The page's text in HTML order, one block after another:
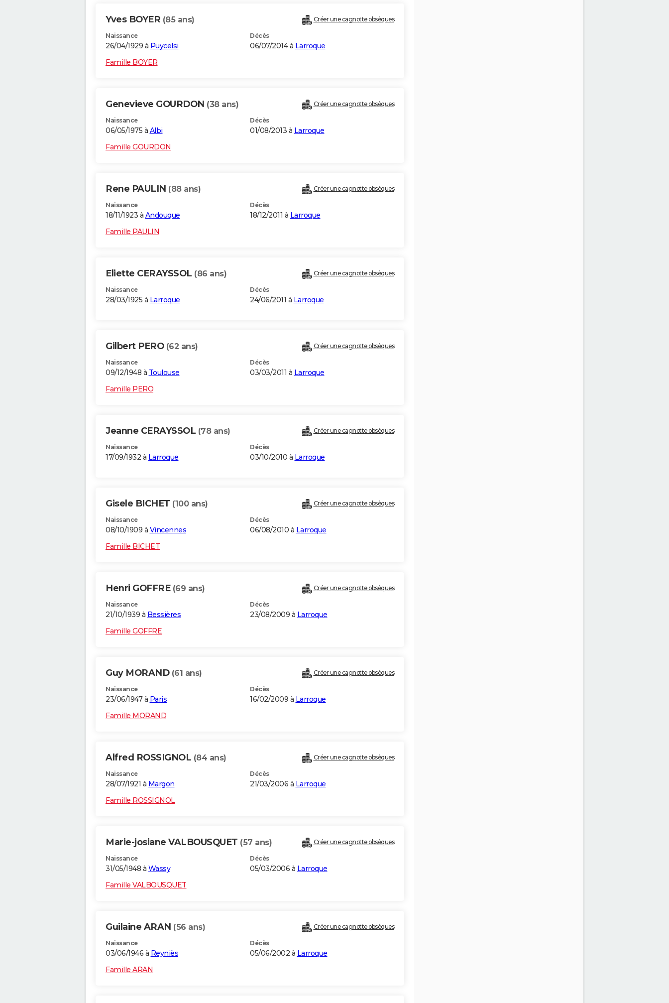
Yves BOYER (85 ans) Créer une cagnotte obsèques
Naissance
26/04/1929 à Puycelsi
Décès
06/07/2014 à Larroque
Famille BOYER
Genevieve GOURDON (38 ans) Créer une cagnotte obsèques
Naissance
06/05/1975 à Albi
Décès
01/08/2013 à Larroque
Famille GOURDON
Rene PAULIN (88 ans) Créer une cagnotte obsèques
Naissance
18/11/1923 à Andouque
Décès
18/12/2011 à Larroque
Famille PAULIN
Eliette CERAYSSOL (86 ans) Créer une cagnotte obsèques
Naissance
28/03/1925 à Larroque
Décès
24/06/2011 à Larroque
Gilbert PERO (62 ans) Créer une cagnotte obsèques
Naissance
09/12/1948 à Toulouse
Décès
03/03/2011 à Larroque
Famille PERO
Jeanne CERAYSSOL (78 ans) Créer une cagnotte obsèques
Naissance
17/09/1932 à Larroque
Décès
03/10/2010 à Larroque
Gisele BICHET (100 ans) Créer une cagnotte obsèques
Naissance
08/10/1909 à Vincennes
Décès
06/08/2010 à Larroque
Famille BICHET
Henri GOFFRE (69 ans) Créer une cagnotte obsèques
Naissance
21/10/1939 à Bessières
Décès
23/08/2009 à Larroque
Famille GOFFRE
Guy MORAND (61 ans) Créer une cagnotte obsèques
Naissance
23/06/1947 à Paris
Décès
16/02/2009 à Larroque
Famille MORAND
Alfred ROSSIGNOL (84 ans) Créer une cagnotte obsèques
Naissance
28/07/1921 à Margon
Décès
21/03/2006 à Larroque
Famille ROSSIGNOL
Marie-josiane VALBOUSQUET (57 ans) Créer une cagnotte obsèques
Naissance
31/05/1948 à Wassy
Décès
05/03/2006 à Larroque
Famille VALBOUSQUET
Guilaine ARAN (56 ans) Créer une cagnotte obsèques
Naissance
03/06/1946 à Reyniès
Décès
05/06/2002 à Larroque
Famille ARAN